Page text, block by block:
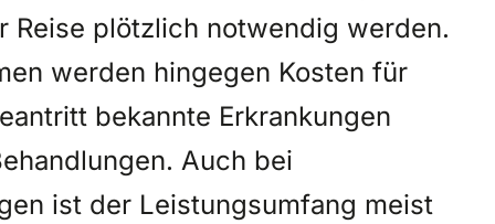
Reise plötzlich notwendig werden.
werden hingegen Kosten für
bekannte Erkrankungen
Auch bei
ist der Leistungsumfang meist